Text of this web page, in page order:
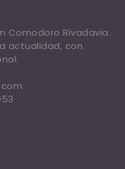
Comodoro Rivadavia.
actualidad, con